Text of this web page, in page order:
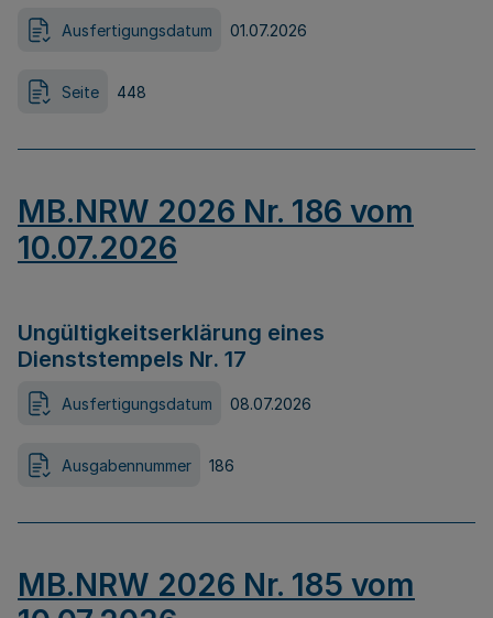
Ausfertigungsdatum 01.07.2026
Seite 448
MB.NRW 2026 Nr. 186 vom
10.07.2026
Ungültigkeitserklärung eines
Dienststempels Nr. 17
Ausfertigungsdatum 08.07.2026
Ausgabennummer 186
MB.NRW 2026 Nr. 185 vom